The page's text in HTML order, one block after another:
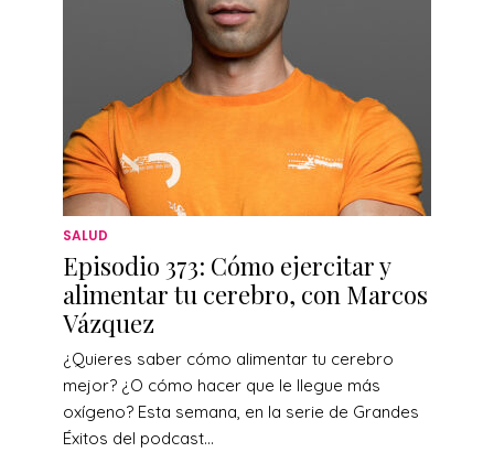
SALUD
Episodio 373: Cómo ejercitar y
alimentar tu cerebro, con Marcos
Vázquez
¿Quieres saber cómo alimentar tu cerebro
mejor? ¿O cómo hacer que le llegue más
oxígeno? Esta semana, en la serie de Grandes
Éxitos del podcast...